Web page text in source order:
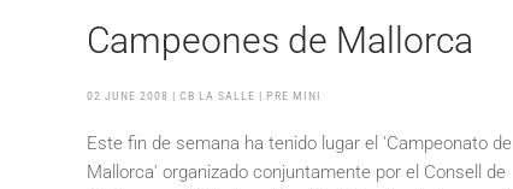
Campeones de Mallorca
02 JUNE 2008 | CB LA SALLE | PRE MINI
Este fin de semana ha tenido lugar el 'Campeonato de
Mallorca' organizado conjuntamente por el Consell de